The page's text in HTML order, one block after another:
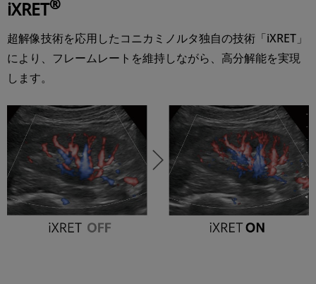
iXRET®
超解像技術を応用したコニカミノルタ独自の技術「iXRET」
により、フレームレートを維持しながら、高分解能を実現
します。